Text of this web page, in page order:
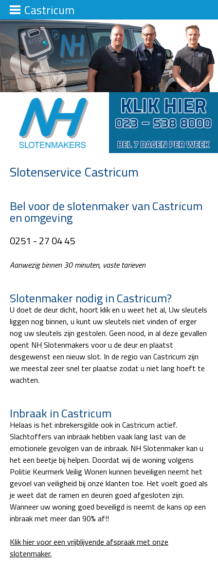
Castricum
Slotenservice Castricum
Bel voor de slotenmaker van Castricum
en omgeving
0251 - 27 04 45
Aanwezig binnen 30 minuten, vaste tarieven
Slotenmaker nodig in Castricum?
U doet de deur dicht, hoort klik en u weet het al, Uw sleutels
liggen nog binnen, u kunt uw sleutels niet vinden of erger
nog uw sleutels zijn gestolen. Geen nood, in al deze gevallen
opent NH Slotenmakers voor u de deur en plaatst
desgewenst een nieuw slot. In de regio van Castricum zijn
we meestal zeer snel ter plaatse zodat u niet lang hoeft te
wachten.
Inbraak in Castricum
Helaas is het inbrekersgilde ook in Castricum actief.
Slachtoffers van inbraak hebben vaak lang last van de
emotionele gevolgen van de inbraak. NH Slotenmaker kan u
het een beetje bij helpen. Doordat wij de woning volgens
Politie Keurmerk Veilig Wonen kunnen beveiligen neemt het
gevoel van veiligheid bij onze klanten toe. Het voelt goed als
je weet dat de ramen en deuren goed afgesloten zijn.
Wanneer uw woning goed beveiligd is neemt de kans op een
inbraak met meer dan 90% af!!
Klik hier voor een vrijblijvende afspraak met onze
slotenmaker.